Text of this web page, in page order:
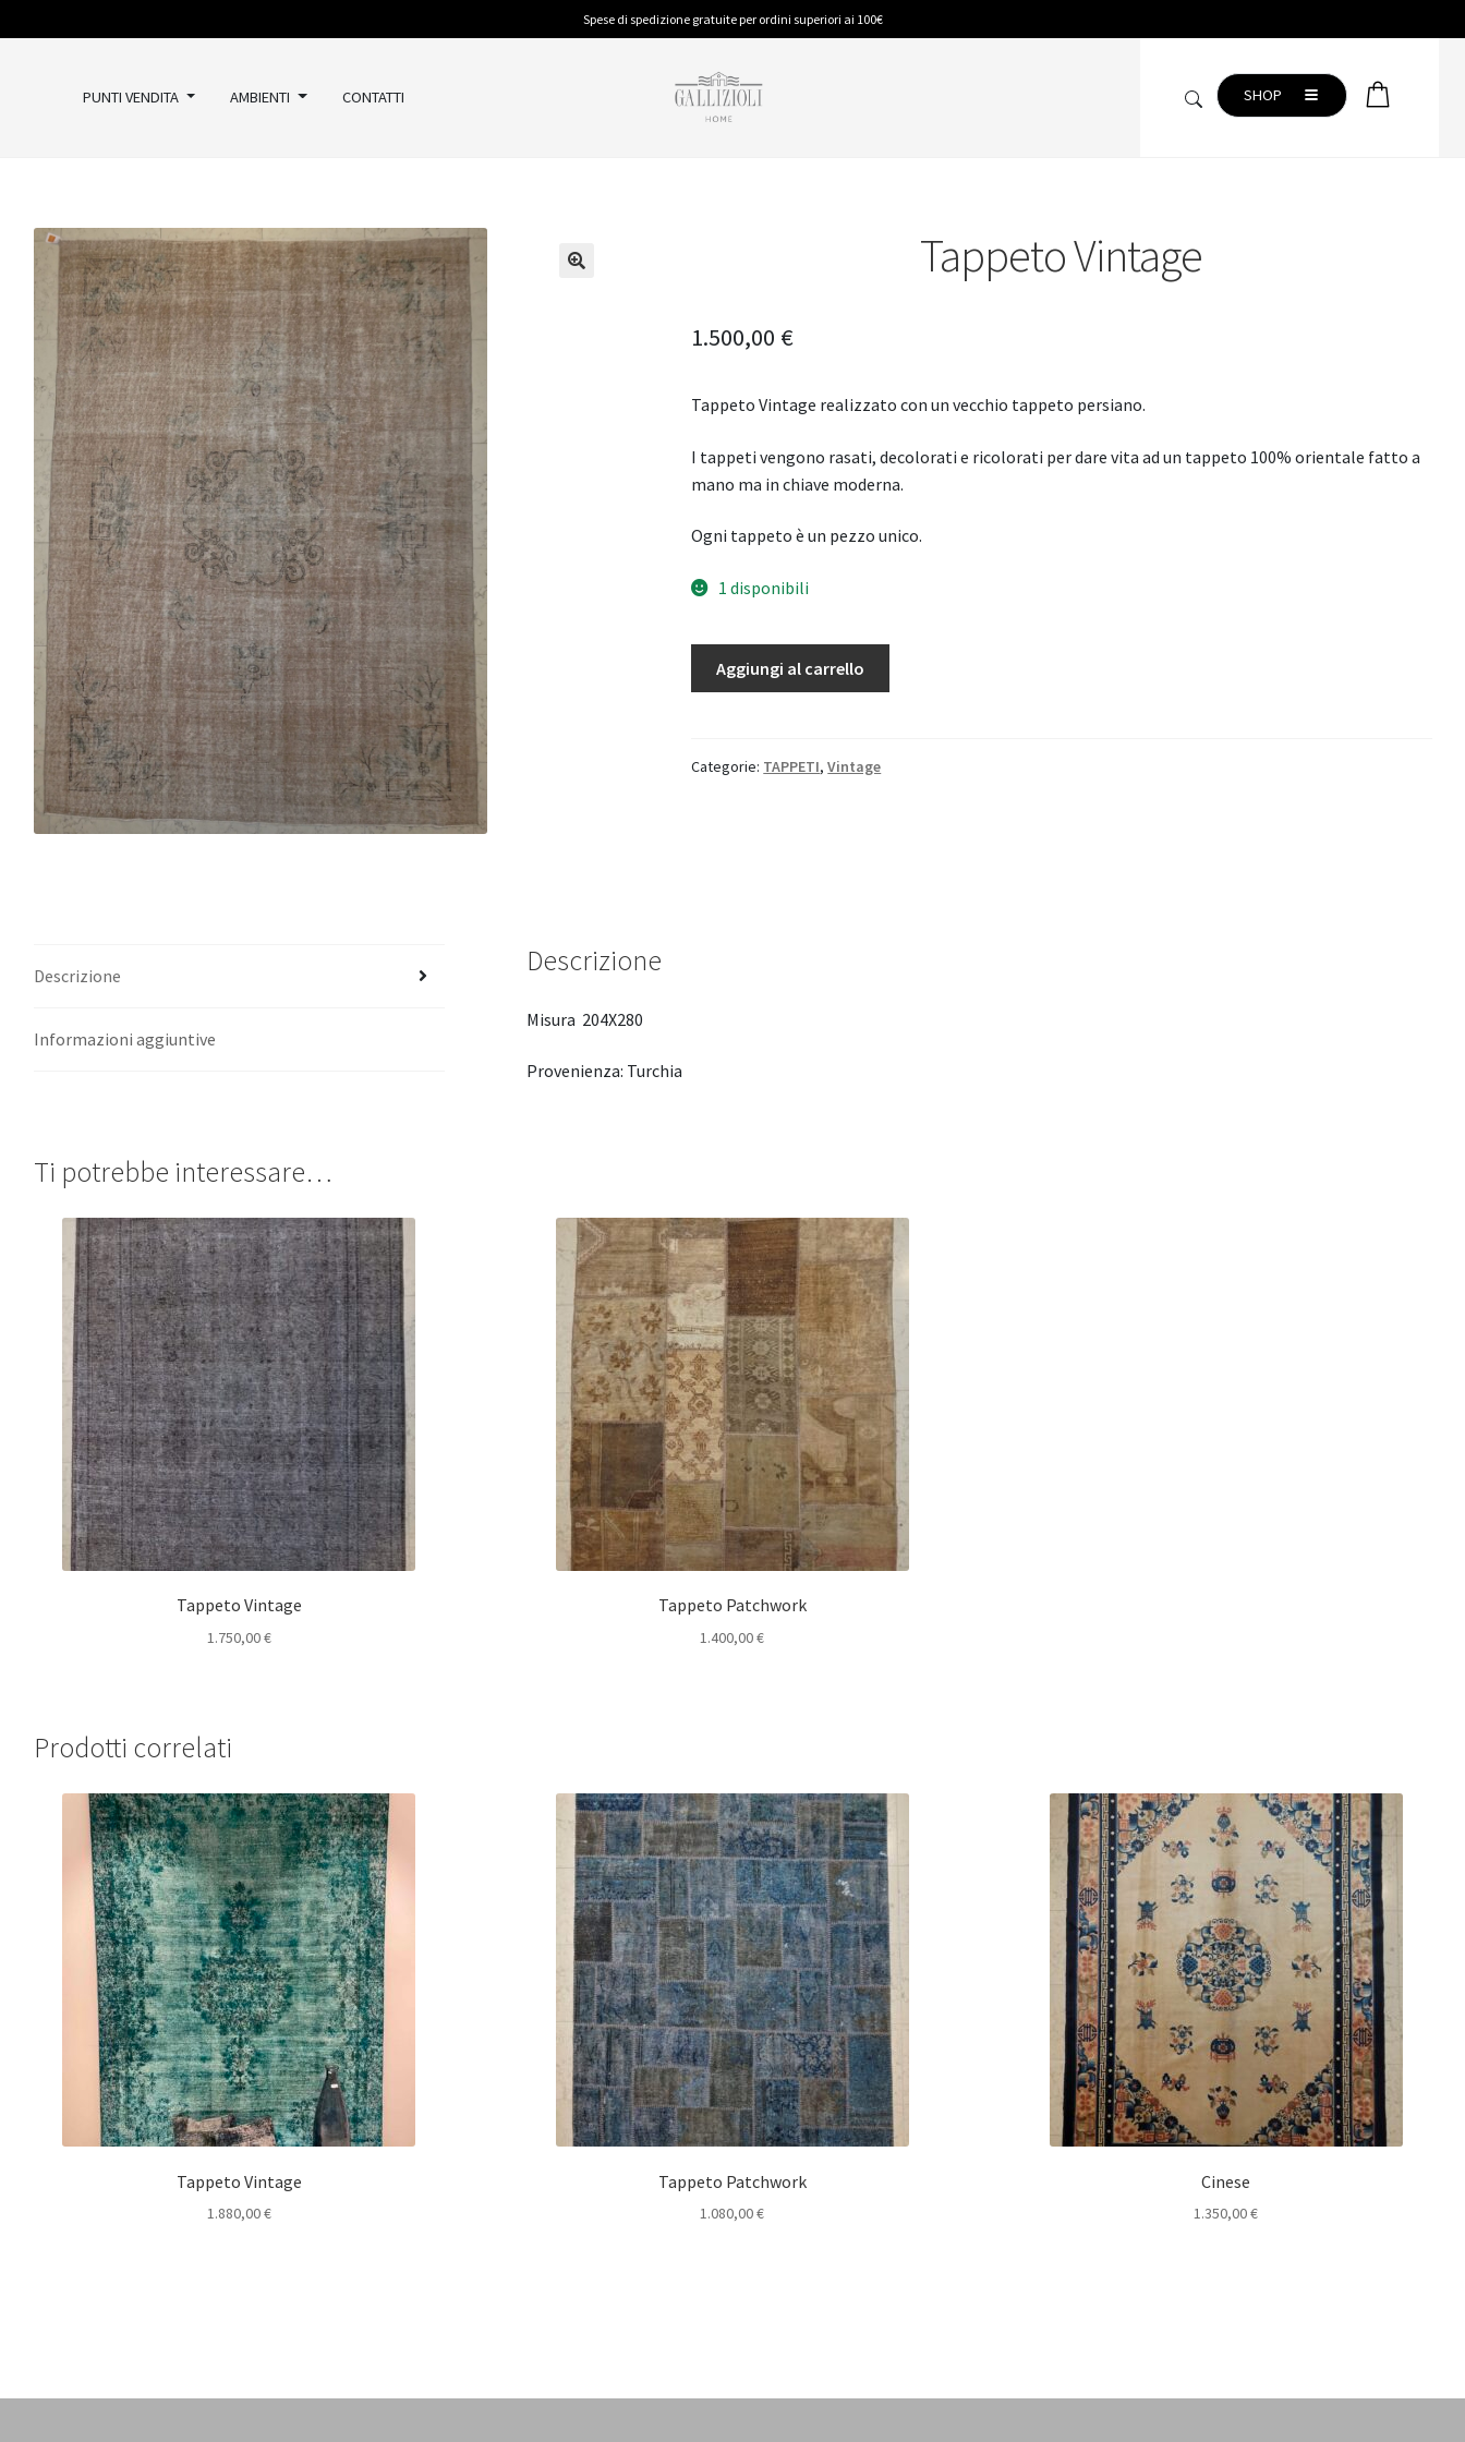
Spese di spedizione gratuite per ordini superiori ai 100€
PUNTI VENDITA AMBIENTI CONTATTI SHOP
TAPPETI
Classici
Kilim
Vintage
Moderni
Outlet
Pelli
Piumino in Piuma
CAMERA DA LETTO
Plaid
Trapunte
Tappeto Vintage
1.500,00 €
Tappeto Vintage realizzato con un vecchio tappeto persiano.
I tappeti vengono rasati, decolorati e ricolorati per dare vita ad un tappeto 100% orientale fatto a
mano ma in chiave moderna.
Ogni tappeto è un pezzo unico.
1 disponibili
Vintage
Aggiungi al carrello
Categorie: TAPPETI,Vintage
Descrizione
Informazioni aggiuntive
Descrizione
Misura 204X280
Provenienza: Turchia
Ti potrebbe interessare…
Tappeto Vintage
1.750,00€
Tappeto Patchwork
1.400,00€
Prodotti correlati
Tappeto Vintage
1.880,00€
Tappeto Patchwork
1.080,00€
Cinese
1.350,00€